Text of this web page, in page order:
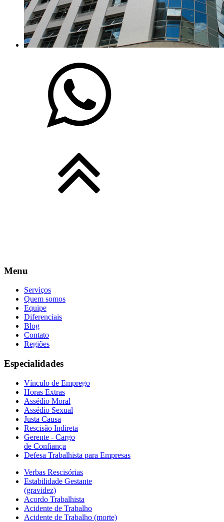
Menu
Serviços
Quem somos
Equipe
Diferenciais
Blog
Contato
Regiões
Especialidades
Vínculo de Emprego
Horas Extras
Assédio Moral
Assédio Sexual
Justa Causa
Rescisão Indireta
Gerente - Cargo
de Confiança
Defesa Trabalhista para Empresas
Verbas Rescisórias
Estabilidade Gestante
(gravidez)
Acordo Trabalhista
Acidente de Trabalho
Acidente de Trabalho (morte)